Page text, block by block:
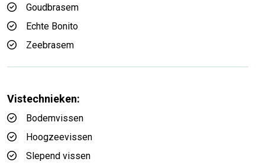
Goudbrasem
Echte Bonito
Zeebrasem
Vistechnieken:
Bodemvissen
Hoogzeevissen
Slepend vissen